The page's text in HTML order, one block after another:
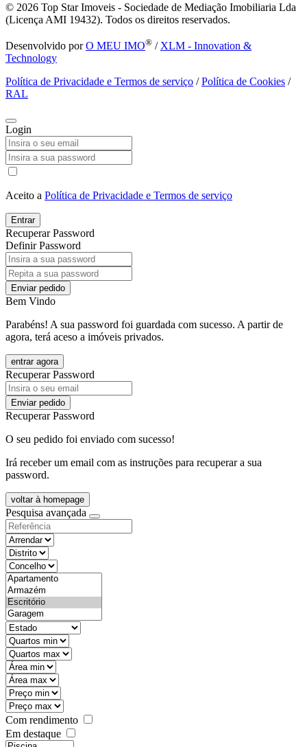
© 2026 Top Star Imoveis - Sociedade de Mediação Imobiliaria Lda
(Licença AMI 19432). Todos os direitos reservados.
Desenvolvido porO MEU IMO® / XLM - Innovation &
Technology
Política de Privacidade e Termos de serviço /Política de Cookies /
RAL
Login
Aceito a Política de Privacidade e Termos de serviço
Entrar
Recuperar Password
Definir Password
Enviar pedido
Bem Vindo
Parabéns! A sua password foi guardada com sucesso. A partir de
agora, terá aceso a imóveis privados.
entrar agora
Recuperar Password
Enviar pedido
Recuperar Password
O seu pedido foi enviado com sucesso!
Irá receber um email com as instruções para recuperar a sua
password.
voltar à homepage
Pesquisa avançada
objective
districtId
countyId
types
state
mintypo
maxtypo
minarea
maxarea
minprice
maxprice
Com rendimento
Em destaque